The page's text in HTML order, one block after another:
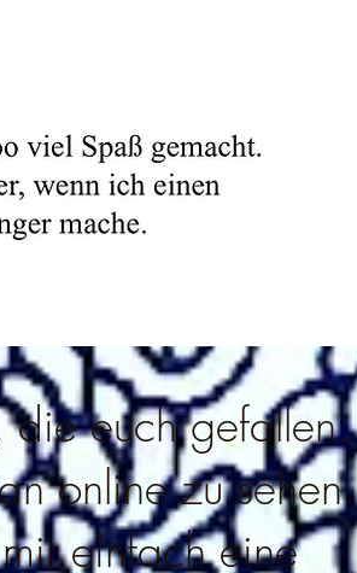
die euch gefallen.
online zu sehen.
einfach eine